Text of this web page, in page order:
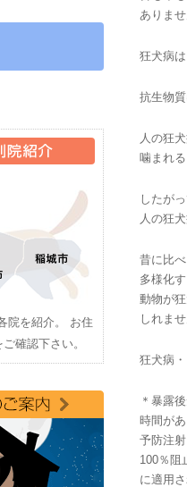
ありませ
狂犬病
抗生物
人の狂
噛まれ
したが
人の狂
昔に比
多様化
動物が
しれませ
狂犬病
＊暴露
時間が
予防注
100％阻
に適用さ
院を紹介。 お住
確認下さい。